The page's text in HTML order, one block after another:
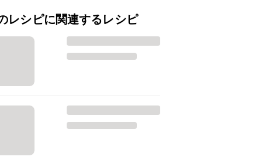
レシピに関連するレシピ